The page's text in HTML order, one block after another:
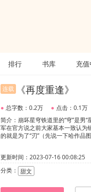
排行 书库 充
连载 《再度重逢》
● 总字数：0.2万 ● 点击：0.1万
简介：崩坏星穹铁道里的“穹”是男
军在官方说之前大家基本一致认为
的就是为了“刃”（先说一下哈作品
更新时间：2023-07-16 00:08:25
分类： 甜文